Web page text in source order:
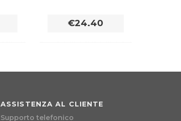
€24.40
ASSISTENZA AL CLIENTE
Supporto telefonico